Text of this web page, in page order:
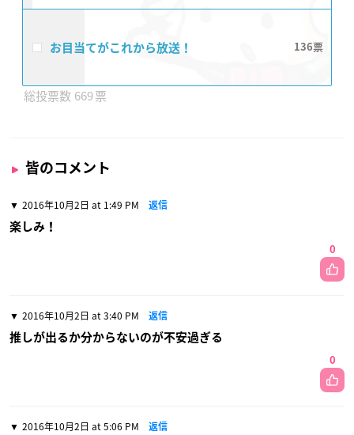
お目当てがこれから放送！ 136
669
皆のコメント
2016年10月2日 at 1:49 PM 返信
楽しみ！
0
2016年10月2日 at 3:40 PM 返信
推しが出るか分からないのが不安過ぎる
0
2016年10月2日 at 5:06 PM 返信